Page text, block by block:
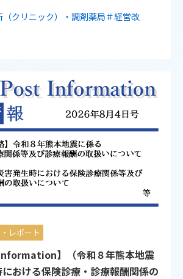
（クリニック）・調剤薬局＃経営改
レポート
】（令和８年熊本地震
おける保険診療・診療報酬関係の